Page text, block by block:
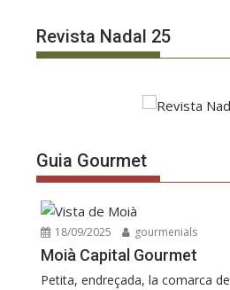
Revista Nadal 25
Guia Gourmet
18/09/2025 gourmenials
Moià Capital Gourmet
Petita, endreçada, la comarca